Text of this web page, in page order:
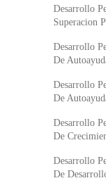
Desarrollo
Superacion
Desarrollo
De
Desarrollo
De
Desarrollo
De
Desarrollo
De